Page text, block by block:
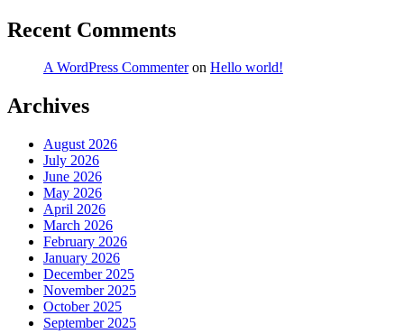
Recent Comments
A WordPress Commenteron Hello world!
Archives
August 2026
July 2026
June 2026
May 2026
April 2026
March 2026
February 2026
January 2026
December 2025
November 2025
October 2025
September 2025